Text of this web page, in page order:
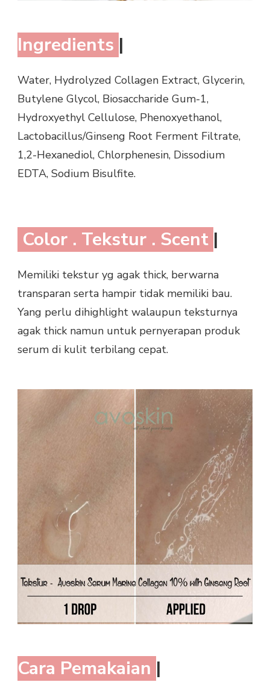
Ingredients |
Water, Hydrolyzed Collagen Extract, Glycerin,
Butylene Glycol, Biosaccharide Gum-1,
Hydroxyethyl Cellulose, Phenoxyethanol,
Lactobacillus/Ginseng Root Ferment Filtrate,
1,2-Hexanediol, Chlorphenesin, Dissodium
EDTA, Sodium Bisulfite.
Color . Tekstur . Scent |
Memiliki tekstur yg agak thick, berwarna
transparan serta hampir tidak memiliki bau.
Yang perlu dihighlight walaupun teksturnya
agak thick namun untuk pernyerapan produk
serum di kulit terbilang cepat.
Cara Pemakaian |